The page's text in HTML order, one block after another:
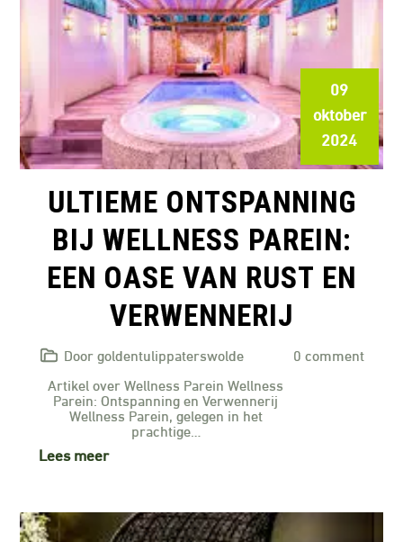
09
oktober
2024
ULTIEME ONTSPANNING
BIJ WELLNESS PAREIN:
EEN OASE VAN RUST EN
VERWENNERIJ
Door goldentulippaterswolde
0 comment
Artikel over Wellness Parein Wellness
Parein: Ontspanning en Verwennerij
Wellness Parein, gelegen in het
prachtige…
Lees meer